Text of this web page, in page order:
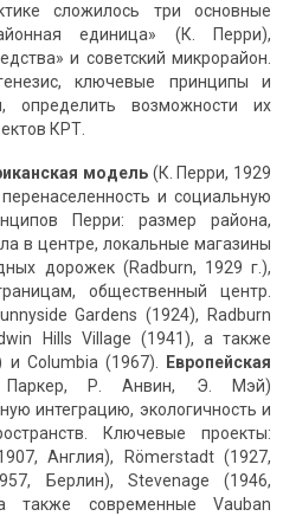
сложилось три основные
единица» (К. Перри),
и советский микрорайон.
ключевые принципы и
определить возможности их
КРТ.
модель (К. Перри, 1929
и социальную
Перри: размер района,
в центре, локальные магазины
дорожек (Radburn, 1929 г.),
общественный центр.
Gardens (1924), Radburn
Hills Village (1941), а также
и Columbia (1967).
Европейская
Р. Анвин, Э. Мэй)
интеграцию, экологичность и
Ключевые проекты:
Англия), Römerstadt (1927,
Берлин), Stevenage (1946,
также современные Vauban